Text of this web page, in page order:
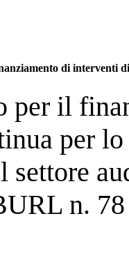
di interventi
per il
per
settore
n.